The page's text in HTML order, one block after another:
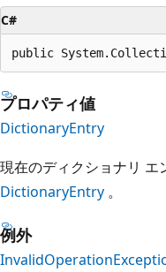
C#
public
プロパティ値
DictionaryEntry
現在のディクショナリ エ
DictionaryEntry 。
例外